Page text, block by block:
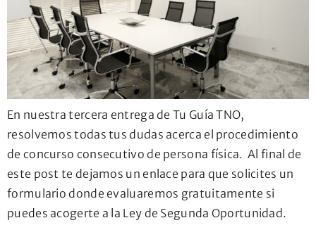
En nuestra tercera entrega de Tu Guía TNO,
resolvemos todas tus dudas acerca el procedimiento
de concurso consecutivo de persona física. Al final de
este post te dejamos un enlace para que solicites un
formulario donde evaluaremos gratuitamente si
puedes acogerte a la Ley de Segunda Oportunidad.